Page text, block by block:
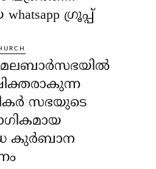
ഗ്രൂപ്പ്
സഭയുടെ
കുർബാന